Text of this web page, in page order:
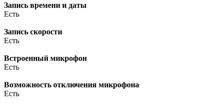
Запись времени и даты
Есть
Запись скорости
Есть
Встроенный микрофон
Есть
Возможность отключения микрофона
Есть